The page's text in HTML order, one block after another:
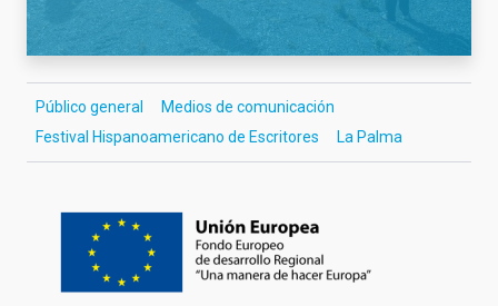
Público general
Medios de comunicación
Festival Hispanoamericano de Escritores
La Palma